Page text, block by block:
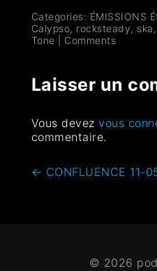
Categories: ÉMISSIONS
Calypso, rocksteady, ska ,
Tone
Comments
Laisser un
Vous devezvous
commentaire.
← CONFLUENCE 11-
© 2026